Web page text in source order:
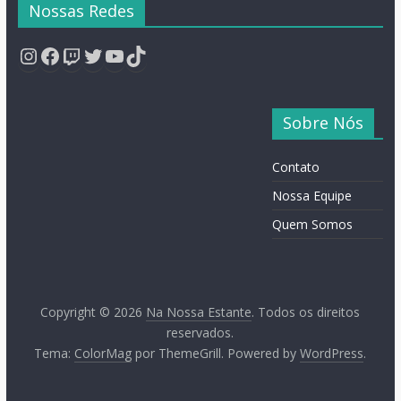
Nossas Redes
Instagram
Facebook
Twitch
Twitter
YouTube
TikTok
Sobre Nós
Contato
Nossa Equipe
Quem Somos
Copyright © 2026 Na Nossa Estante. Todos os direitos
reservados.
Tema: ColorMag por ThemeGrill. Powered byWordPress.